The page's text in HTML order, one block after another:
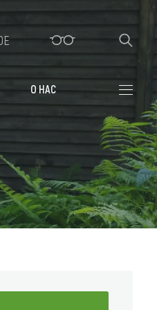
зимовка
отели
О НАС